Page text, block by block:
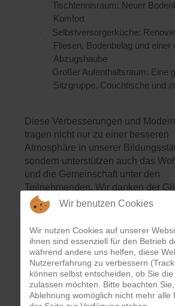
·
Tischtennisraum: Neuer
Komfort
·
Selbstversorgerküche:
Fliesen, Bodenbelag und einer
Abzugshaube
·
Großer Aufenthaltsraum: Eine
Sitzgruppe, Couchtische und
Diese Verbesserungen und
tragen nicht nur zu einer besseren
Atmosphäre in unserer
sondern unterstützen auch das
und die Gemeinschaft unter den
Teilnehmenden. Wir danken der
herzlich für ihre wertvolle
uns hilft, unsere Bildungsangebote
attraktiver und komfortabler zu
Wir benutzen Cookies
Wir nutzen Cookies auf unserer
ihnen sind essenziell für den Betrieb
während andere uns helfen, diese
Nutzererfahrung zu verbessern
können selbst entscheiden, ob Sie
zulassen möchten. Bitte beachten
Ablehnung womöglich nicht mehr alle